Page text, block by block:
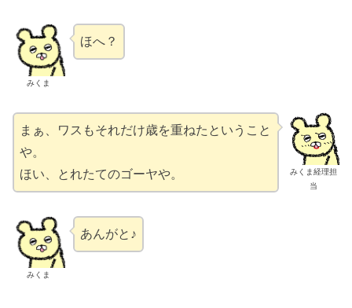
みくま
ほへ？
みくま経理担
当
まぁ、ワスもそれだけ歳を重ねたということ
や。
ほい、とれたてのゴーヤや。
みくま
あんがと♪